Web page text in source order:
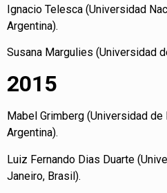
Ignacio Telesca (Universidad
Argentina).
Susana Margulies (Universidad
2015
Mabel Grimberg (Universidad de
Argentina).
Luiz Fernando Dias Duarte
Janeiro, Brasil).